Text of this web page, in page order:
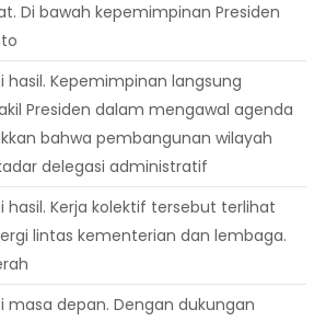
Di bawah kepemimpinan Presiden
hasil. Kepemimpinan langsung
Presiden dalam mengawal agenda
bahwa pembangunan wilayah
delegasi administratif
hasil. Kerja kolektif tersebut terlihat
lintas kementerian dan lembaga.
masa depan. Dengan dukungan